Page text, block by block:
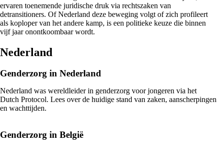
ervaren toenemende juridische druk via rechtszaken van
detransitioners. Of Nederland deze beweging volgt of zich profileert
als koploper van het andere kamp, is een politieke keuze die binnen
vijf jaar onontkoombaar wordt.
Nederland
Genderzorg in Nederland
Nederland was wereldleider in genderzorg voor jongeren via het
Dutch Protocol. Lees over de huidige stand van zaken, aanscherpingen
en wachttijden.
Genderzorg in België